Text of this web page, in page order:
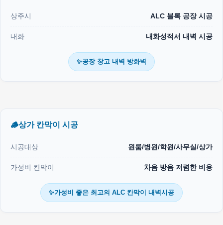
상주시 ALC 블록 공장 시공
내화 내화성적서 내벽 시공
✨공장 창고 내벽 방화벽
🪵상가 칸막이 시공
시공대상 원룸/병원/학원/사무실/상가
가성비 칸막이 차음 방음 저렴한 비용
✨가성비 좋은 최고의 ALC 칸막이 내벽시공